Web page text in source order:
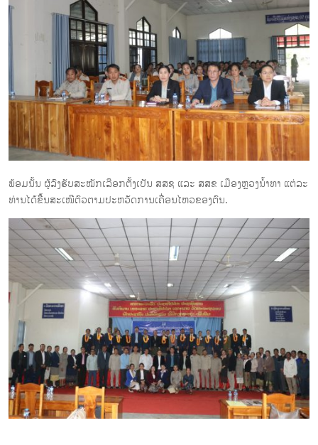
ພ້ອມນັ້ນ ຜູ້ລົງຮັບສະໝັກເລືອກຕັ້ງເປັນ ສສຊ ແລະ ສສຂ ເມືອງຫຼວງນໍ້າທາ ແຕ່ລະ
ທ່ານໄດ້ຂື້ນສະເໜີຕົວຕາມປະຫວັດການເຄື່ອນໄຫວຂອງຕົນ.